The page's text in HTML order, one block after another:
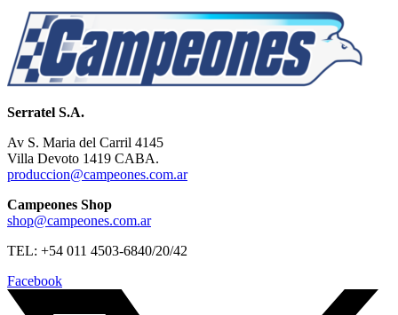
Serratel S.A.
Av S. Maria del Carril 4145
Villa Devoto 1419 CABA.
produccion@campeones.com.ar
Campeones Shop
shop@campeones.com.ar
TEL: +54 011 4503-6840/20/42
Facebook